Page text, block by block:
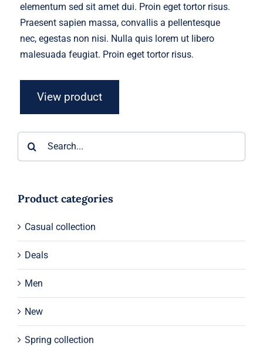
elementum sed sit amet dui. Proin eget tortor risus.
Praesent sapien massa, convallis a pellentesque
nec, egestas non nisi. Nulla quis lorem ut libero
malesuada feugiat. Proin eget tortor risus.
View product
Product categories
Casual collection
Deals
Men
New
Spring collection